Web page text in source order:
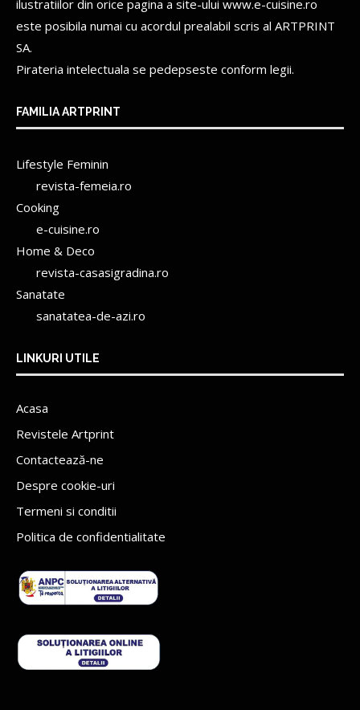
ilustratiilor din orice pagina a site-ului www.e-cuisine.ro
este posibila numai cu acordul prealabil scris al ARTPRINT
SA.
Pirateria intelectuala se pedepseste conform legii.
FAMILIA ARTPRINT
Lifestyle Feminin
revista-femeia.ro
Cooking
e-cuisine.ro
Home & Deco
revista-casasigradina.ro
Sanatate
sanatatea-de-azi.ro
LINKURI UTILE
Acasa
Revistele Artprint
Contactează-ne
Despre cookie-uri
Termeni si conditii
Politica de confidentialitate